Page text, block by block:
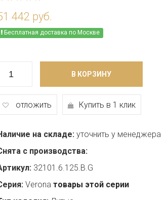
442 руб.
Бесплатная доставка по Москве
В КОРЗИНУ
отложить Купить в 1 клик
на складе: уточнить у менеджера
с производства:
32101.6.125.B.G
Verona товары этой серии